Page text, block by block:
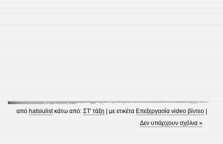
από hatsiulistκάτω από:ΣΤ' τάξη | με ετικέτα Επεξεργασία video βίντεο
Δεν υπάρχουν σχόλια »